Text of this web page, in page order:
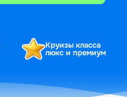
Круизы класса
люкс и премиум